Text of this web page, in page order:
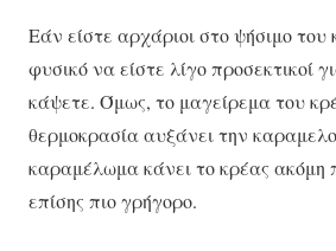
Εάν είστε αρχάριοι στο ψήσιμο του
φυσικό να είστε λίγο προσεκτικοί
κάψετε. Όμως, το μαγείρεμα του
θερμοκρασία αυξάνει την
καραμέλωμα κάνει το κρέας ακόμη
επίσης πιο γρήγορο.